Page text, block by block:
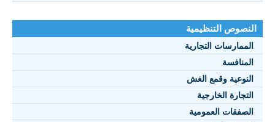
التنظيمية
التجارية
وقمع الغش
الخارجية
العمومية